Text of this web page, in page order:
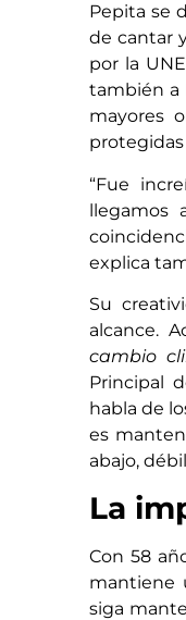
Pepita se
de cantar
por la
también a
mayores
protegidas
“Fue
llegamos
explica
Su
alcance.
cambio
Principal
habla de
es
abajo,
La
Con 58
mantiene
siga